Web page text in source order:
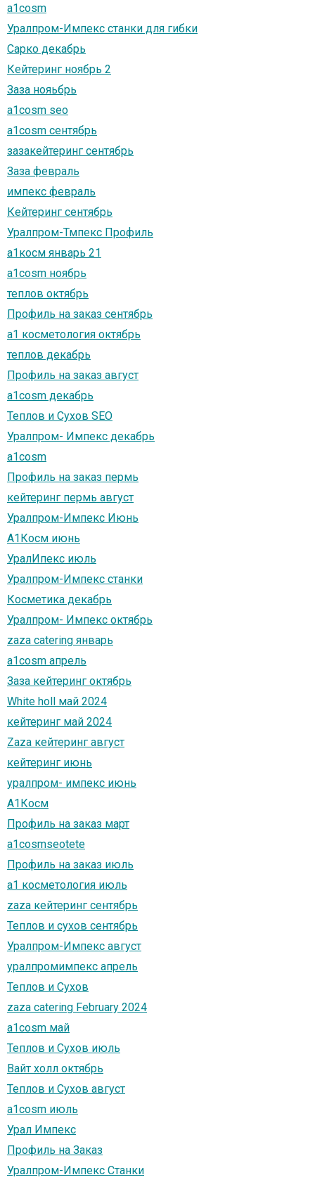
a1cosm
Уралпром-Импекс станки для гибки
Сарко декабрь
Кейтеринг ноябрь 2
Заза нояьбрь
a1cosm seo
a1cosm сентябрь
зазакейтеринг сентябрь
Заза февраль
импекс февраль
Кейтеринг сентябрь
Уралпром-Тмпекс Профиль
а1косм январь 21
a1cosm ноябрь
теплов октябрь
Профиль на заказ сентябрь
а1 косметология октябрь
теплов декабрь
Профиль на заказ август
a1cosm декабрь
Теплов и Сухов SEO
Уралпром- Импекс декабрь
a1cosm
Профиль на заказ пермь
кейтеринг пермь август
Уралпром-Импекс Июнь
А1Косм июнь
УралИпекс июль
Уралпром-Импекс станки
Косметика декабрь
Уралпром- Импекс октябрь
zaza catering январь
a1cosm апрель
Заза кейтеринг октябрь
White holl май 2024
кейтеринг май 2024
Zaza кейтеринг август
кейтеринг июнь
уралпром- импекс июнь
А1Косм
Профиль на заказ март
a1cosmseotete
Профиль на заказ июль
а1 косметология июль
zaza кейтеринг сентябрь
Теплов и сухов сентябрь
Уралпром-Импекс август
уралпромимпекс апрель
Теплов и Сухов
zaza catering February 2024
a1cosm май
Теплов и Сухов июль
Вайт холл октябрь
Теплов и Сухов август
a1cosm июль
Урал Импекс
Профиль на Заказ
Уралпром-Импекс Станки